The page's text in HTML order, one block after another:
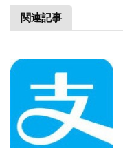
関連記事